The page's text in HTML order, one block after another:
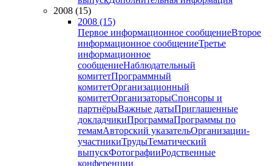
2008 (15)
2008 (15)
Первое информационное сообщениеВторое
информационное сообщениеТретье
информационное
сообщениеНаблюдательный
комитетПрограммный
комитетОрганизационный
комитетОрганизаторыСпонсоры и
партнёрыВажные датыПриглашенные
докладчикиПрограммаПрограммы по
темамАвторский указательОрганизации-
участникиТрудыТематический
выпускФотографииРодственные
конференции